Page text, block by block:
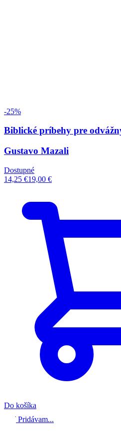
-25%
Biblické príbehy pre
Gustavo Mazali
Dostupné
14,25 €19,00 €
Do košíka
Pridávam...